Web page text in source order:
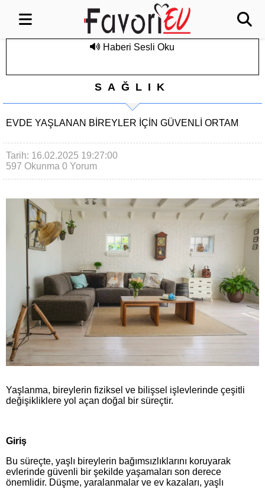
Haberi Sesli Oku
SAĞLIK
EVDE YAŞLANAN BIREYLER İÇIN GÜVENLI ORTAM
Tarih: 16.02.2025 19:27:00
597 Okunma 0 Yorum
Yaşlanma, bireylerin fiziksel ve bilişsel işlevlerinde çeşitli
değişikliklere yol açan doğal bir süreçtir.
Giriş
Bu süreçte, yaşlı bireylerin bağımsızlıklarını koruyarak
evlerinde güvenli bir şekilde yaşamaları son derece
önemlidir. Düşme, yaralanmalar ve ev kazaları, yaşlı